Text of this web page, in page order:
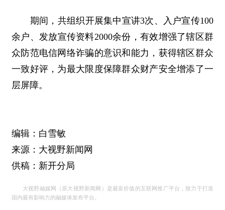
期间，共组织开展集中宣讲3次、入户宣传100
余户、发放宣传资料2000余份，有效增强了辖区群
众防范电信网络诈骗的意识和能力，获得辖区群众
一致好评，为最大限度保障群众财产安全增添了一
层屏障。
编辑：白雪敏
来源：大视野新闻网
供稿：新开分局
大视野融媒网（原大视野新闻网）是最富价值的互联网推广平台，致力于打造
国内最有影响力的融媒体发布平台。